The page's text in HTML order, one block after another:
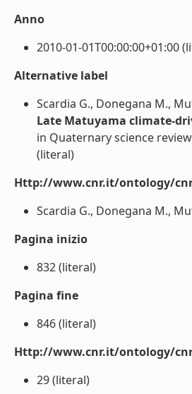
Anno
2010-01-01T00:00:00+01:00
Alternative label
Scardia G., Donegana M.,
Late Matuyama climate-
in Quaternary science
(literal)
Http://www.cnr.it/ontology/
Scardia G., Donegana M.,
Pagina inizio
832 (literal)
Pagina fine
846 (literal)
Http://www.cnr.it/ontology/
29 (literal)